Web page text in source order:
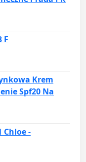
F
Krem
Spf20 Na
Chloe -